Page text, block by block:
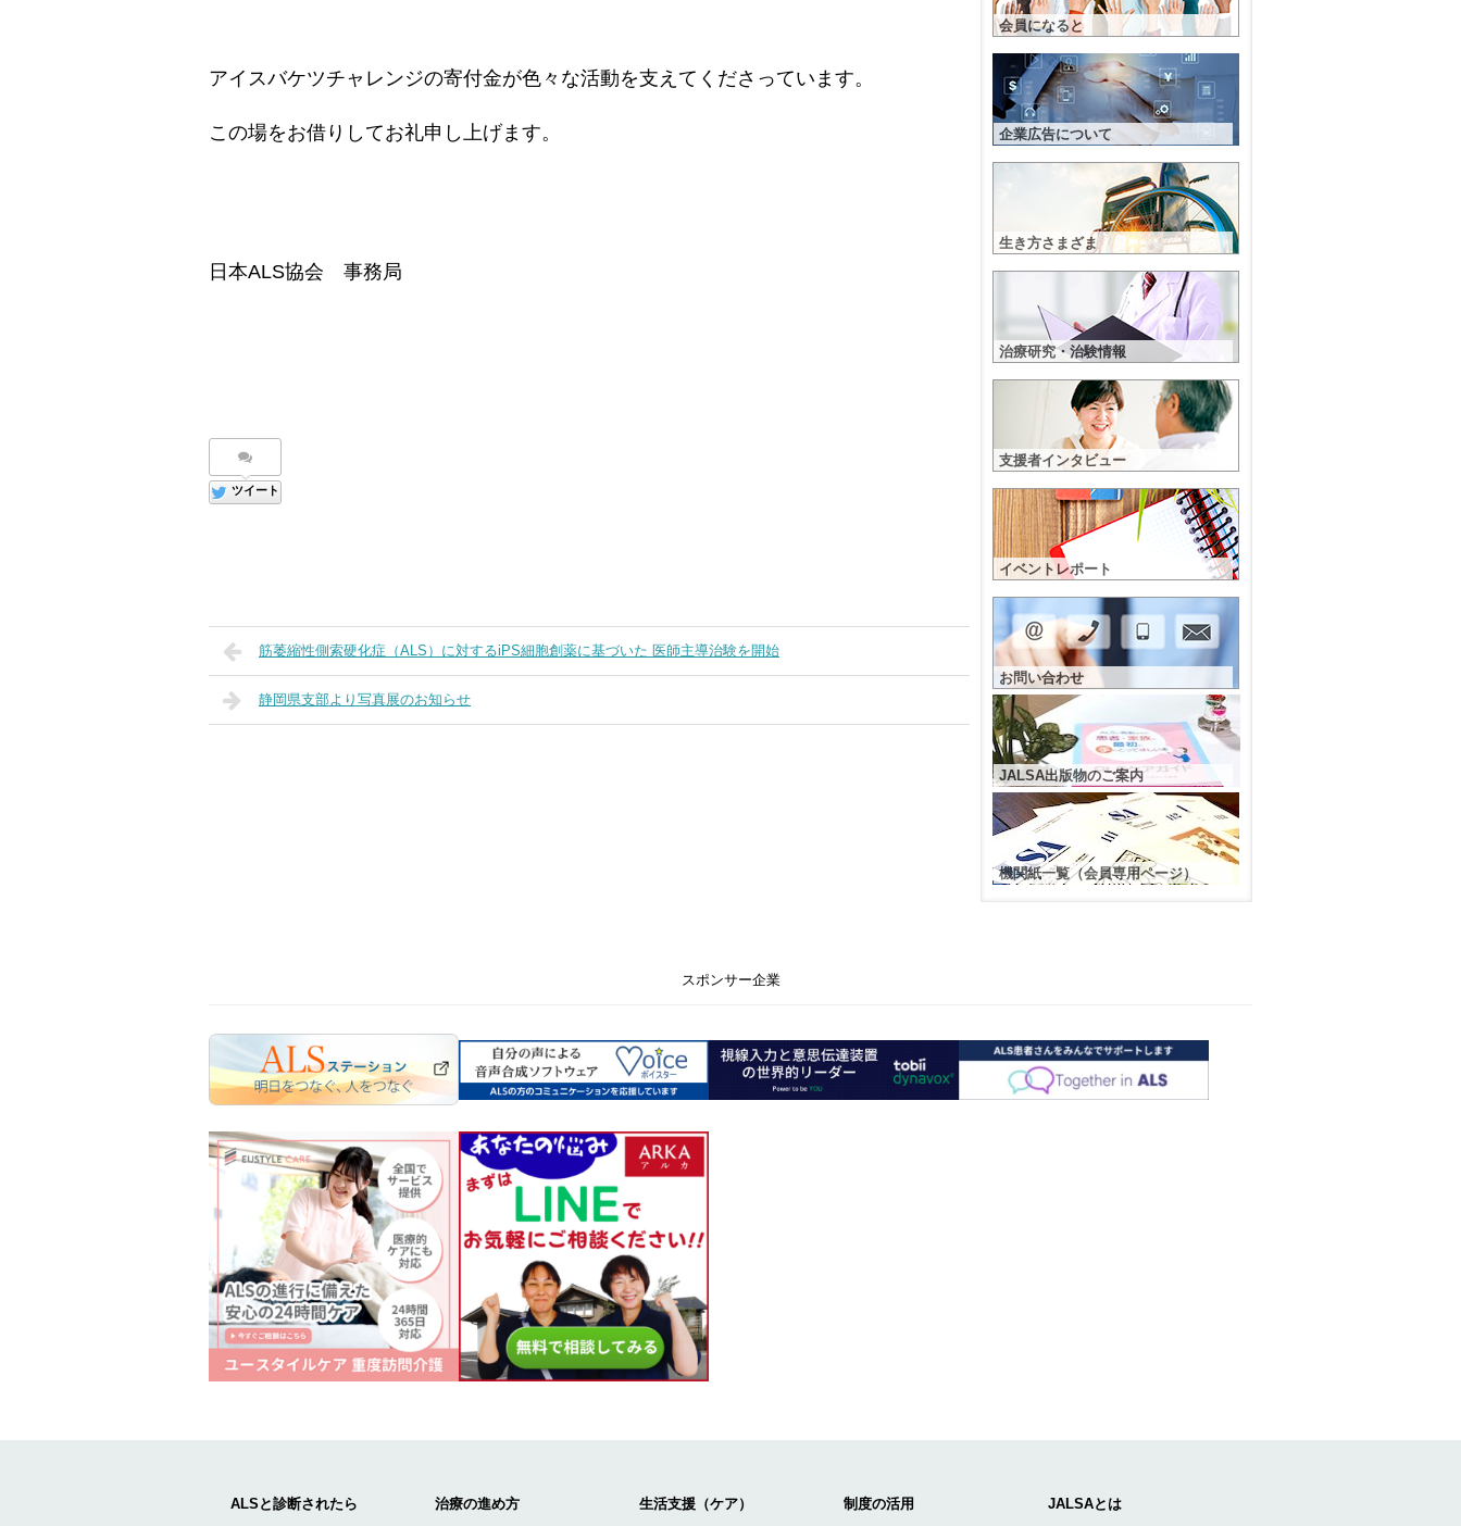
アイスバケツチャレンジの寄付金が色々な活動を支えてくださっています。
この場をお借りしてお礼申し上げます。
日本ALS協会 事務局
ツイート
筋萎縮性側索硬化症（ALS）に対するiPS細胞創薬に基づいた 医師主導治験を開始
静岡県支部より写真展のお知らせ
会員になると
企業広告について
生き方さまざま
治療研究・治験情報
支援者インタビュー
イベントレポート
お問い合わせ
JALSA出版物のご案内
機関紙一覧（会員専用ページ）
スポンサー企業
ALSと診断されたら 治療の進め方 生活支援（ケア） 制度の活用 JALSAとは